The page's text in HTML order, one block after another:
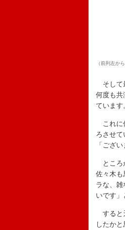
（前列左か
そして
何度も共
ています
これに
ろさせ
「ござ
ところ
佐々木も
ラな、
いです」
すると
したか